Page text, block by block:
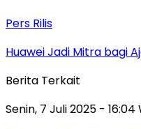
Pers Rilis
Huawei Jadi Mitra bagi
Berita Terkait
Senin, 7 Juli 2025 - 16:04